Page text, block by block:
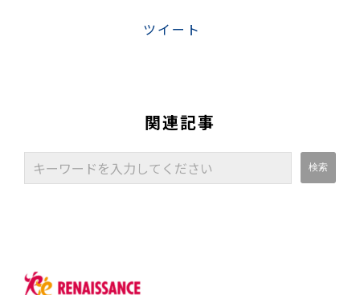
ツイート
関連記事